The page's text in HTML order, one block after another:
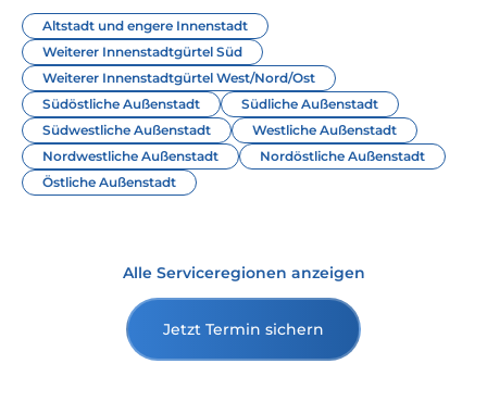
Altstadt und engere Innenstadt
Weiterer Innenstadtgürtel Süd
Weiterer Innenstadtgürtel West/Nord/Ost
Südöstliche Außenstadt
Südliche Außenstadt
Südwestliche Außenstadt
Westliche Außenstadt
Nordwestliche Außenstadt
Nordöstliche Außenstadt
Östliche Außenstadt
Alle Serviceregionen anzeigen
Jetzt Termin sichern